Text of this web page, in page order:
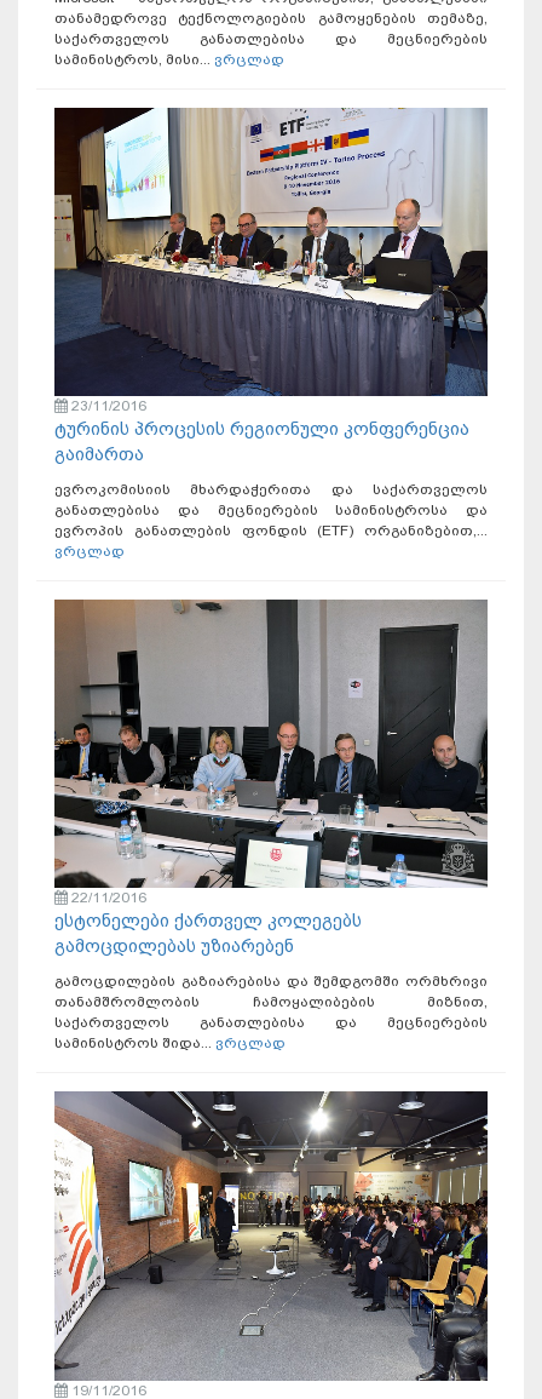
თანამედროვე ტექნოლოგიების გამოყენების თემაზე,
საქართველოს განათლებისა და მეცნიერების
სამინისტროს, მისი... ვრცლად
23/11/2016
ტურინის პროცესის რეგიონული კონფერენცია
გაიმართა
ევროკომისიის მხარდაჭერითა და საქართველოს
განათლებისა და მეცნიერების სამინისტროსა და
ევროპის განათლების ფონდის (ETF) ორგანიზებით,...
ვრცლად
22/11/2016
ესტონელები ქართველ კოლეგებს
გამოცდილებას უზიარებენ
გამოცდილების გაზიარებისა და შემდგომში ორმხრივი
თანამშრომლობის ჩამოყალიბების მიზნით,
საქართველოს განათლებისა და მეცნიერების
სამინისტროს შიდა... ვრცლად
19/11/2016